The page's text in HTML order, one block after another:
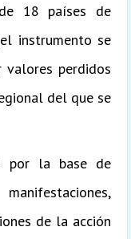
18 países de
instrumento se
valores perdidos
del que se
por la base de
de la acción